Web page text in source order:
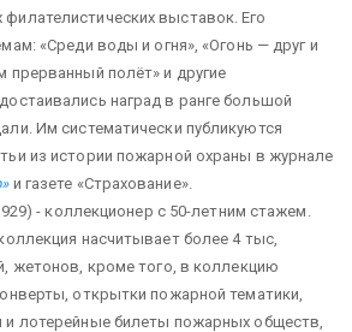
выставок. Его
«Среди воды и огня», «Огонь — друг и
прерванный полёт» и другие
наград в ранге большой
Им систематически публикуются
из истории пожарной охраны в журнале
и газете «Страхование».
- коллекционер с 50-летним стажем.
насчитывает более 4 тыс,
жетонов, кроме того, в коллекцию
открытки пожарной тематики,
и лотерейные билеты пожарных обществ,